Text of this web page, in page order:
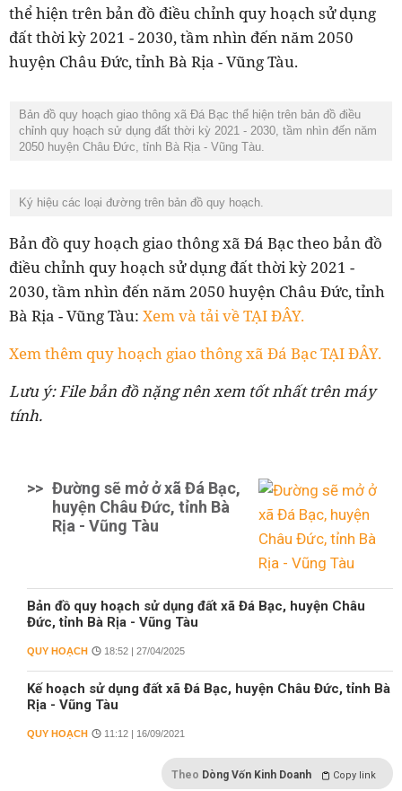
thể hiện trên bản đồ điều chỉnh quy hoạch sử dụng
đất thời kỳ 2021 - 2030, tầm nhìn đến năm 2050
huyện Châu Đức, tỉnh Bà Rịa - Vũng Tàu.
Bản đồ quy hoạch giao thông xã Đá Bạc thể hiện trên bản đồ điều
chỉnh quy hoạch sử dụng đất thời kỳ 2021 - 2030, tầm nhìn đến năm
2050 huyện Châu Đức, tỉnh Bà Rịa - Vũng Tàu.
Ký hiệu các loại đường trên bản đồ quy hoạch.
Bản đồ quy hoạch giao thông xã Đá Bạc theo bản đồ
điều chỉnh quy hoạch sử dụng đất thời kỳ 2021 -
2030, tầm nhìn đến năm 2050 huyện Châu Đức, tỉnh
Bà Rịa - Vũng Tàu: Xem và tải về TẠI ĐÂY.
Xem thêm quy hoạch giao thông xã Đá Bạc TẠI ĐÂY.
Lưu ý: File bản đồ nặng nên xem tốt nhất trên máy
tính.
>> Đường sẽ mở ở xã Đá Bạc,
huyện Châu Đức, tỉnh Bà
Rịa - Vũng Tàu
Bản đồ quy hoạch sử dụng đất xã Đá Bạc, huyện Châu
Đức, tỉnh Bà Rịa - Vũng Tàu
QUY HOẠCH 18:52 | 27/04/2025
Kế hoạch sử dụng đất xã Đá Bạc, huyện Châu Đức, tỉnh Bà
Rịa - Vũng Tàu
QUY HOẠCH 11:12 | 16/09/2021
Theo Dòng Vốn Kinh Doanh Copy link